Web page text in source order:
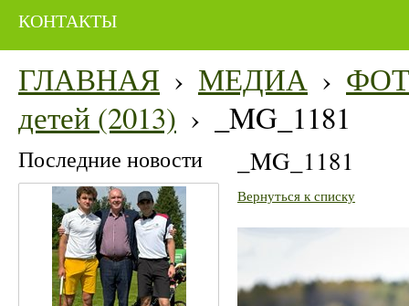
КОНТАКТЫ
ГЛАВНАЯ › МЕДИА ›
детей (2013) › _MG_1181
Последние новости _MG_1181
Вернуться к списку